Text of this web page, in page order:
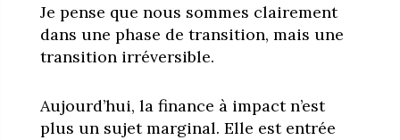
Je pense que nous sommes clairement
dans une phase de transition, mais une
transition irréversible.
Aujourd’hui, la finance à impact n’est
plus un sujet marginal. Elle est entrée